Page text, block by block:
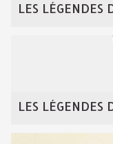
LES LÉGENDES
LES LÉGENDES